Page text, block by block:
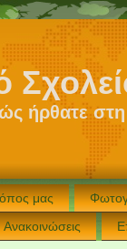
ήρθατε
μας
Ανακοινώσεις